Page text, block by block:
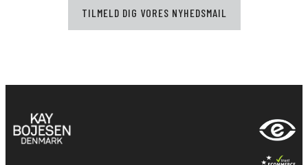
TILMELD DIG VORES NYHEDSMAIL